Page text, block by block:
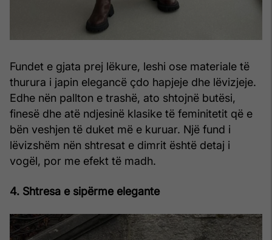
Fundet e gjata prej lëkure, leshi ose materiale të
thurura i japin elegancë çdo hapjeje dhe lëvizjeje.
Edhe nën pallton e trashë, ato shtojnë butësi,
finesë dhe atë ndjesinë klasike të feminitetit që e
bën veshjen të duket më e kuruar. Një fund i
lëvizshëm nën shtresat e dimrit është detaj i
vogël, por me efekt të madh.
4. Shtresa e sipërme elegante